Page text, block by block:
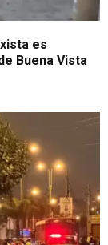
es
Buena Vista